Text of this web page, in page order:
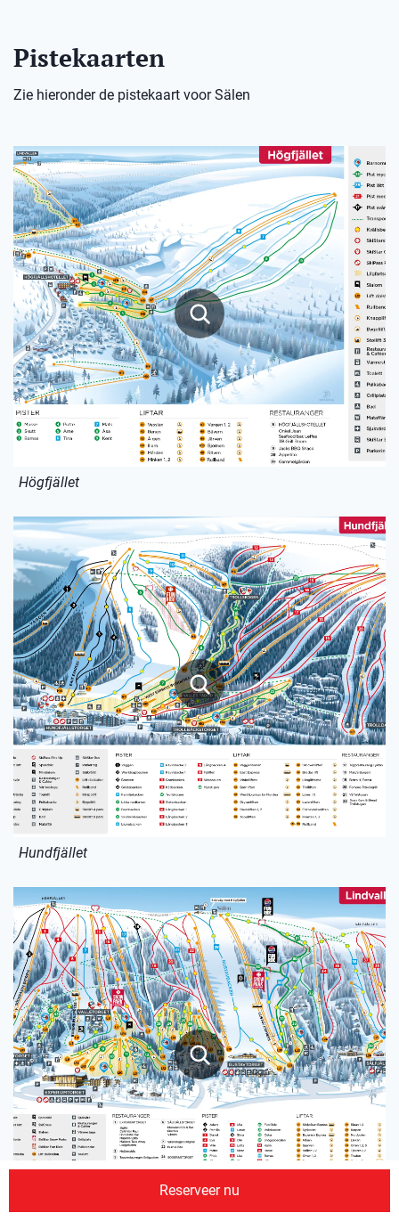
Pistekaarten
Zie hieronder de pistekaart voor Sälen
Högfjället
Hundfjället
Reserveer nu